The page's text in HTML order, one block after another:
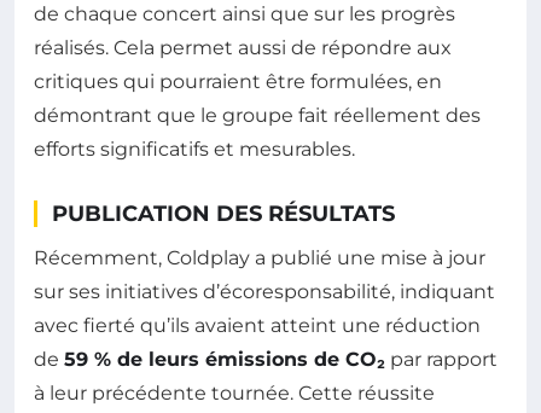
de chaque concert ainsi que sur les progrès
réalisés. Cela permet aussi de répondre aux
critiques qui pourraient être formulées, en
démontrant que le groupe fait réellement des
efforts significatifs et mesurables.
PUBLICATION DES RÉSULTATS
Récemment, Coldplay a publié une mise à jour
sur ses initiatives d’écoresponsabilité, indiquant
avec fierté qu’ils avaient atteint une réduction
de 59 % de leurs émissions de CO₂ par rapport
à leur précédente tournée. Cette réussite